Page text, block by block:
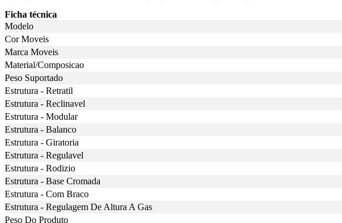
Ficha técnica
Modelo
Cor Moveis
Marca Moveis
Material/Composicao
Peso Suportado
Estrutura - Retratil
Estrutura - Reclinavel
Estrutura - Modular
Estrutura - Balanco
Estrutura - Giratoria
Estrutura - Regulavel
Estrutura - Rodizio
Estrutura - Base Cromada
Estrutura - Com Braco
Estrutura - Regulagem De Altura A Gas
Peso Do Produto